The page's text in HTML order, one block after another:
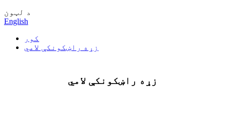
د لټون
English
کور
زړه راښکونکې لامي
زړه راښکونکې لامي